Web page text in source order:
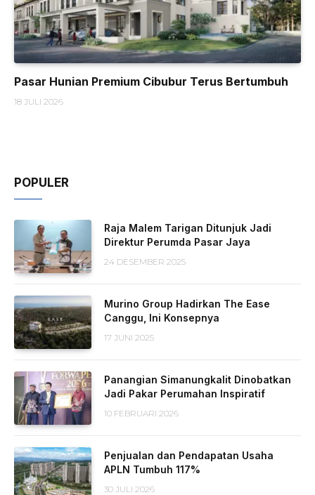
Pasar Hunian Premium Cibubur Terus Bertumbuh
18 JULI 2026
POPULER
Raja Malem Tarigan Ditunjuk Jadi
Direktur Perumda Pasar Jaya
24 DESEMBER 2025
Murino Group Hadirkan The Ease
Canggu, Ini Konsepnya
17 JUNI 2025
Panangian Simanungkalit Dinobatkan
Jadi Pakar Perumahan Inspiratif
10 FEBRUARI 2026
Penjualan dan Pendapatan Usaha
APLN Tumbuh 117%
30 JULI 2026